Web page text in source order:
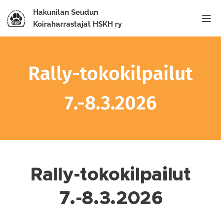
Hakunilan Seudun
Koiraharrastajat HSKH ry
Rally-tokokilpailut
7.-8.3.2026
Rally-tokokilpailut
7.-8.3.2026